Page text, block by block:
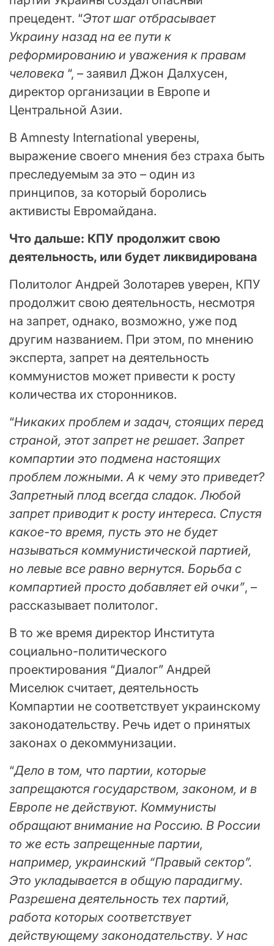
прецедент. “Этот шаг отбрасывает
Украину назад на ее пути к
реформированию и уважения к правам
человека “, – заявил Джон Далхусен,
директор организации в Европе и
Центральной Азии.
В Amnesty International уверены,
выражение своего мнения без страха быть
преследуемым за это – один из
принципов, за который боролись
активисты Евромайдана.
Что дальше: КПУ продолжит свою
деятельность, или будет ликвидирована
Политолог Андрей Золотарев уверен, КПУ
продолжит свою деятельность, несмотря
на запрет, однако, возможно, уже под
другим названием. При этом, по мнению
эксперта, запрет на деятельность
коммунистов может привести к росту
количества их сторонников.
“Никаких проблем и задач, стоящих перед
страной, этот запрет не решает. Запрет
компартии это подмена настоящих
проблем ложными. А к чему это приведет?
Запретный плод всегда сладок. Любой
запрет приводит к росту интереса. Спустя
какое-то время, пусть это не будет
называться коммунистической партией,
но левые все равно вернутся. Борьба с
компартией просто добавляет ей очки”, –
рассказывает политолог.
В то же время директор Института
социально-политического
проектирования “Диалог” Андрей
Миселюк считает, деятельность
Компартии не соответствует украинскому
законодательству. Речь идет о принятых
законах о декоммунизации.
“Дело в том, что партии, которые
запрещаются государством, законом, и в
Европе не действуют. Коммунисты
обращают внимание на Россию. В России
то же есть запрещенные партии,
например, украинский “Правый сектор”.
Это укладывается в общую парадигму.
Разрешена деятельность тех партий,
работа которых соответствует
действующему законодательству. У нас